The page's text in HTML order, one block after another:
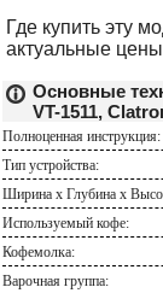
Где купить эту
актуальные
Основные
VT-1511,
Полноценная инструкция:
Тип устройства:
Ширина х Глубина х
Используемый кофе:
Кофемолка:
Варочная группа: